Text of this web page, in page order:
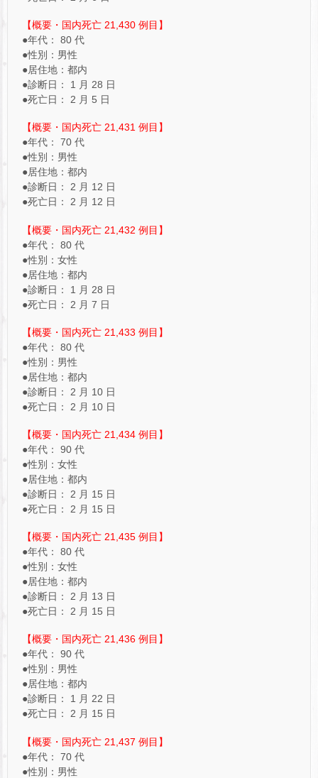
【概要・国内死亡 21,430 例目】
●年代： 80 代
●性別：男性
●居住地：都内
●診断日： 1 月 28 日
●死亡日： 2 月 5 日
【概要・国内死亡 21,431 例目】
●年代： 70 代
●性別：男性
●居住地：都内
●診断日： 2 月 12 日
●死亡日： 2 月 12 日
【概要・国内死亡 21,432 例目】
●年代： 80 代
●性別：女性
●居住地：都内
●診断日： 1 月 28 日
●死亡日： 2 月 7 日
【概要・国内死亡 21,433 例目】
●年代： 80 代
●性別：男性
●居住地：都内
●診断日： 2 月 10 日
●死亡日： 2 月 10 日
【概要・国内死亡 21,434 例目】
●年代： 90 代
●性別：女性
●居住地：都内
●診断日： 2 月 15 日
●死亡日： 2 月 15 日
【概要・国内死亡 21,435 例目】
●年代： 80 代
●性別：女性
●居住地：都内
●診断日： 2 月 13 日
●死亡日： 2 月 15 日
【概要・国内死亡 21,436 例目】
●年代： 90 代
●性別：男性
●居住地：都内
●診断日： 1 月 22 日
●死亡日： 2 月 15 日
【概要・国内死亡 21,437 例目】
●年代： 70 代
●性別：男性